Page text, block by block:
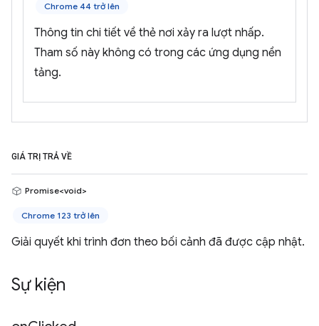
Chrome 44 trở lên
Thông tin chi tiết về thẻ nơi xảy ra lượt nhấp.
Tham số này không có trong các ứng dụng nền
tảng.
GIÁ TRỊ TRẢ VỀ
Promise<void>
Chrome 123 trở lên
Giải quyết khi trình đơn theo bối cảnh đã được cập nhật.
Sự kiện